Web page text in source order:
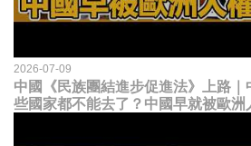
2026-07-09
中國《民族團結進步促進法》上路
些國家都不能去了？中國早就被歐洲